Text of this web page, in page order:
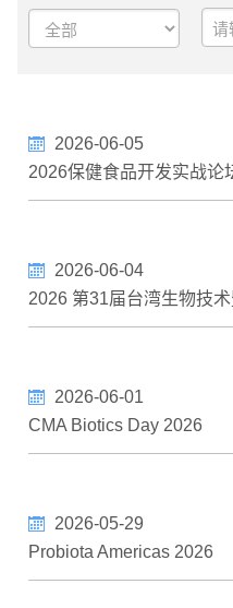
菌种库
活动讯息
联络我们
2026保健食品开发实战论
2026-06-05
2026-06-04
CMA Biotics Day 2026
2026-06-01
Probiota Americas 2026
2026-05-29